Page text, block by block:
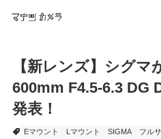
【新レンズ】シグマ
600mm F4.5-6.3 DG
発表！
Eマウント Lマウント SIGMA フル